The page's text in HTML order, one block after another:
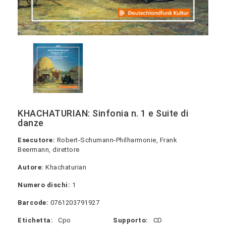
KHACHATURIAN: Sinfonia n. 1 e Suite di
danze
Esecutore: Robert-Schumann-Philharmonie, Frank
Beermann, direttore
Autore: Khachaturian
Numero dischi: 1
Barcode: 0761203791927
Etichetta: Cpo Supporto: CD